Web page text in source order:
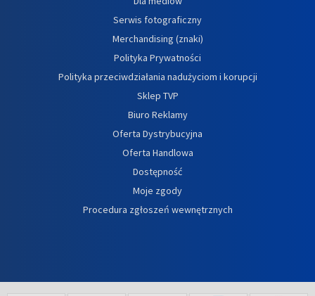
Serwis fotograficzny
Merchandising (znaki)
Polityka Prywatności
Polityka przeciwdziałania nadużyciom i korupcji
Sklep TVP
Biuro Reklamy
Oferta Dystrybucyjna
Oferta Handlowa
Dostępność
Moje zgody
Procedura zgłoszeń wewnętrznych